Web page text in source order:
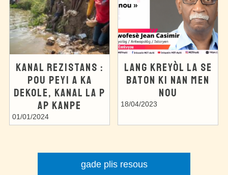
KANAL REZISTANS :
POU PEYI A KA
DEKOLE, KANAL LA P
AP KANPE
01/01/2024
LANG KREYÒL LA SE
BATON KI NAN MEN
NOU
18/04/2023
gade plis resous